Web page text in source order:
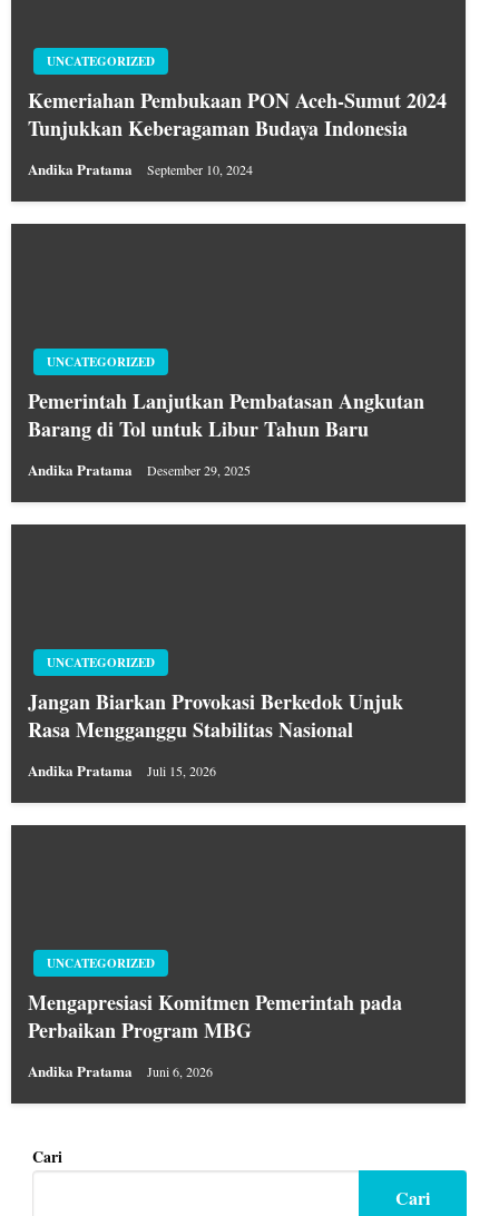
UNCATEGORIZED
Kemeriahan Pembukaan PON Aceh-Sumut 2024
Tunjukkan Keberagaman Budaya Indonesia
Andika Pratama September 10, 2024
UNCATEGORIZED
Pemerintah Lanjutkan Pembatasan Angkutan
Barang di Tol untuk Libur Tahun Baru
Andika Pratama Desember 29, 2025
UNCATEGORIZED
Jangan Biarkan Provokasi Berkedok Unjuk
Rasa Mengganggu Stabilitas Nasional
Andika Pratama Juli 15, 2026
UNCATEGORIZED
Mengapresiasi Komitmen Pemerintah pada
Perbaikan Program MBG
Andika Pratama Juni 6, 2026
Cari
Cari